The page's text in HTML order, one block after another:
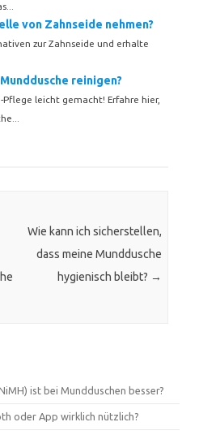
von Zahnseide nehmen?
zur Zahnseide und erhalte
reinigen?
leicht gemacht! Erfahre hier,
Wie kann ich sicherstellen,
dass meine Munddusche
hygienisch bleibt? →
ist bei Mundduschen besser?
oder App wirklich nützlich?